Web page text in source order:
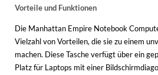
Vorteile und Funktionen
Die Manhattan Empire Notebook
Vielzahl von Vorteilen, die sie zu einem
machen. Diese Tasche verfügt über ein
Platz für Laptops mit einer